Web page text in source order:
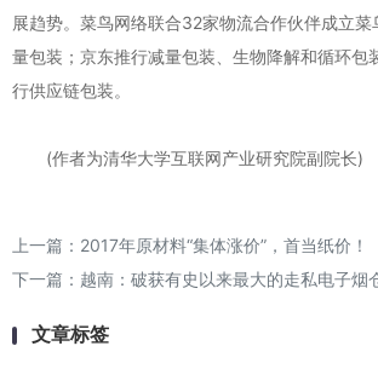
展趋势。菜鸟网络联合32家物流合作伙伴成立
量包装；京东推行减量包装、生物降解和循环包
行供应链包装。
(作者为清华大学互联网产业研究院副院长)
上一篇： 2017年原材料“集体涨价”，首当纸价！
下一篇： 越南：破获有史以来最大的走私电子烟
文章标签